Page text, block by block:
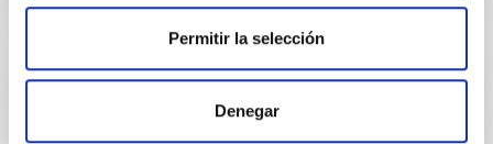
Permitir la selección
Denegar
Clues to inside-out quenching in quiescent